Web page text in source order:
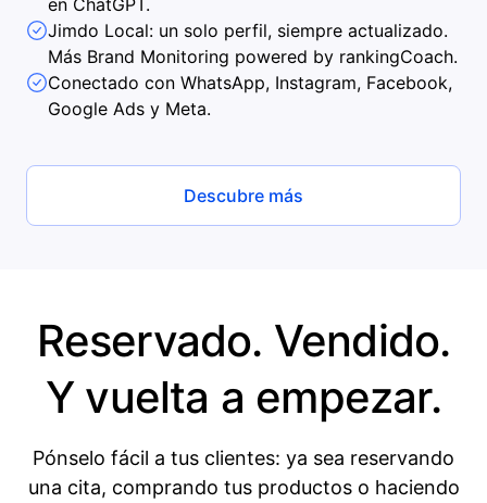
Jimdo Local: un solo perfil, siempre actualizado.
Más Brand Monitoring powered by rankingCoach.
Conectado con WhatsApp, Instagram, Facebook,
Google Ads y Meta.
Descubre más
Reservado. Vendido.
Y vuelta a empezar.
Pónselo fácil a tus clientes: ya sea reservando
una cita, comprando tus productos o haciendo